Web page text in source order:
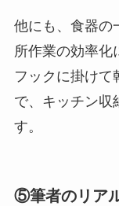
他にも、食器の
所作業の効率化
フックに掛けて
で、キッチン収
す。
⑤筆者のリア